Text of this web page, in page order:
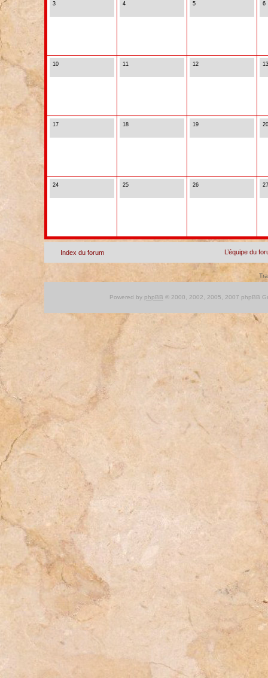
3 4 5 6
10 11 12 13
17 18 19 20
24 25 26 27
Index du forum L’équipe du
Powered by phpBB © 2000, 2002, 2005, 2007 phpBB